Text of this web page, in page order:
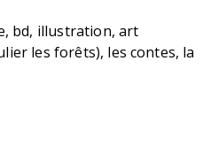
bd, illustration, art
les forêts), les contes, la